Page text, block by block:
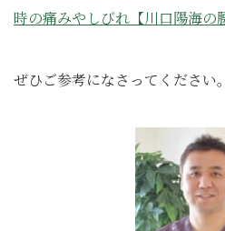
時の痛みやしびれ【川口陽海の
ぜひご参考になさってください。